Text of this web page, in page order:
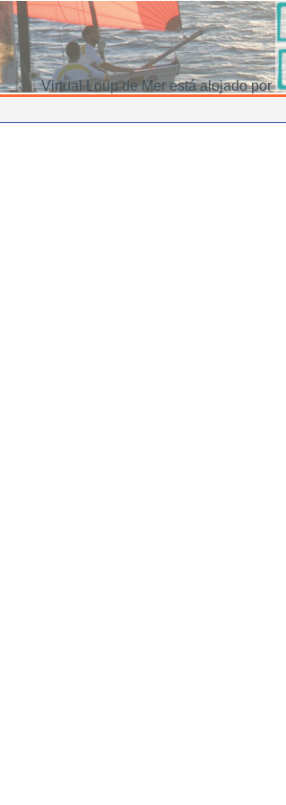
Virtual Loup de Mer está alojado por